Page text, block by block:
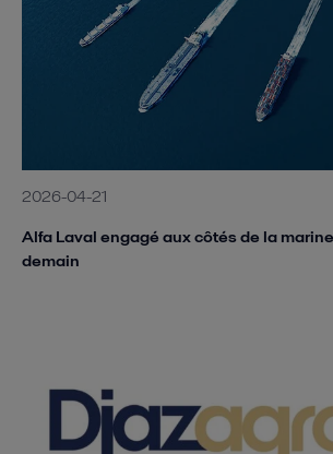
2026-04-21
Alfa Laval engagé aux côtés de la
demain